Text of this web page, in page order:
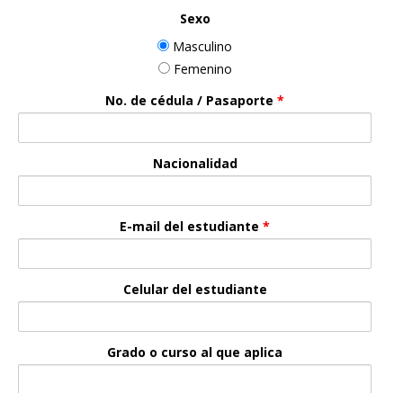
Sexo
Masculino
Femenino
No. de cédula / Pasaporte *
Nacionalidad
E-mail del estudiante *
Celular del estudiante
Grado o curso al que aplica